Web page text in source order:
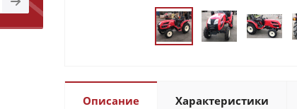
Описание Характеристики